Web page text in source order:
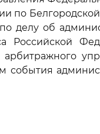
по
делу об
Российской
события